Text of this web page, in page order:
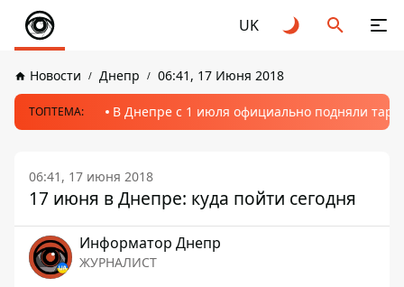
UK
Новости Днепр 06:41, 17 Июня 2018
ТОПТЕМА: В Днепре с 1 июля официально подняли
06:41, 17 июня 2018
17 июня в Днепре: куда пойти сегодня
Информатор Днепр
ЖУРНАЛИСТ